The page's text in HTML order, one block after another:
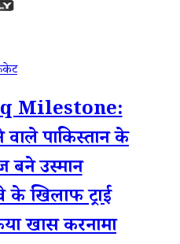
Milestone:
वाले पाकिस्तान के
बने उस्मान
के खिलाफ ट्राई
खास करनामा